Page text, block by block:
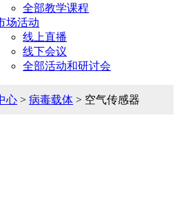
全部教学课程
场活动
线上直播
线下会议
全部活动和研讨会
心 >病毒载体 > 空气传感器